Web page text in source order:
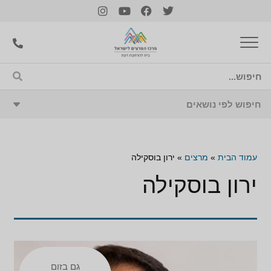
עמוד הבית » מרצים » ירון בוסקילה
ירון בוסקילה
גם בזום